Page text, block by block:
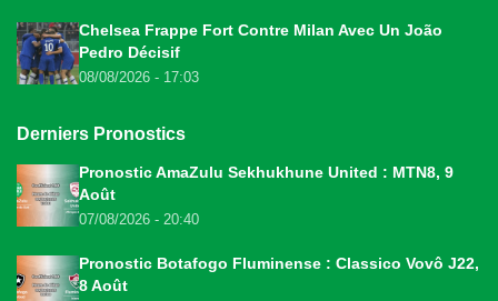
Chelsea Frappe Fort Contre Milan Avec Un João
Pedro Décisif
08/08/2026 - 17:03
Derniers Pronostics
Pronostic AmaZulu Sekhukhune United : MTN8, 9
Août
07/08/2026 - 20:40
Pronostic Botafogo Fluminense : Classico Vovô J22,
8 Août